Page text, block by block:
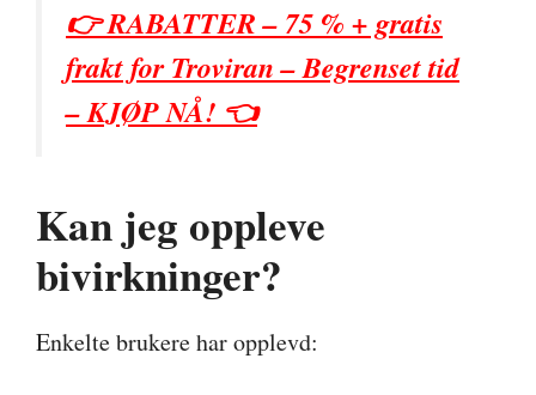
👉 RABATTER – 75 % + gratis
frakt for Troviran – Begrenset tid
– KJØP NÅ! 👈
Kan jeg oppleve
bivirkninger?
Enkelte brukere har opplevd: